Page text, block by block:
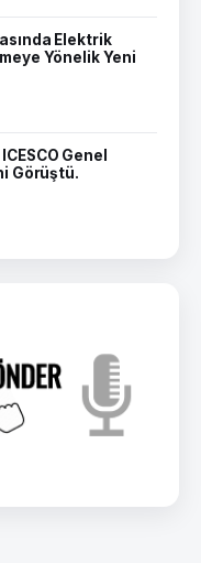
Elektrik
Yönelik Yeni
Genel
Görüştü.